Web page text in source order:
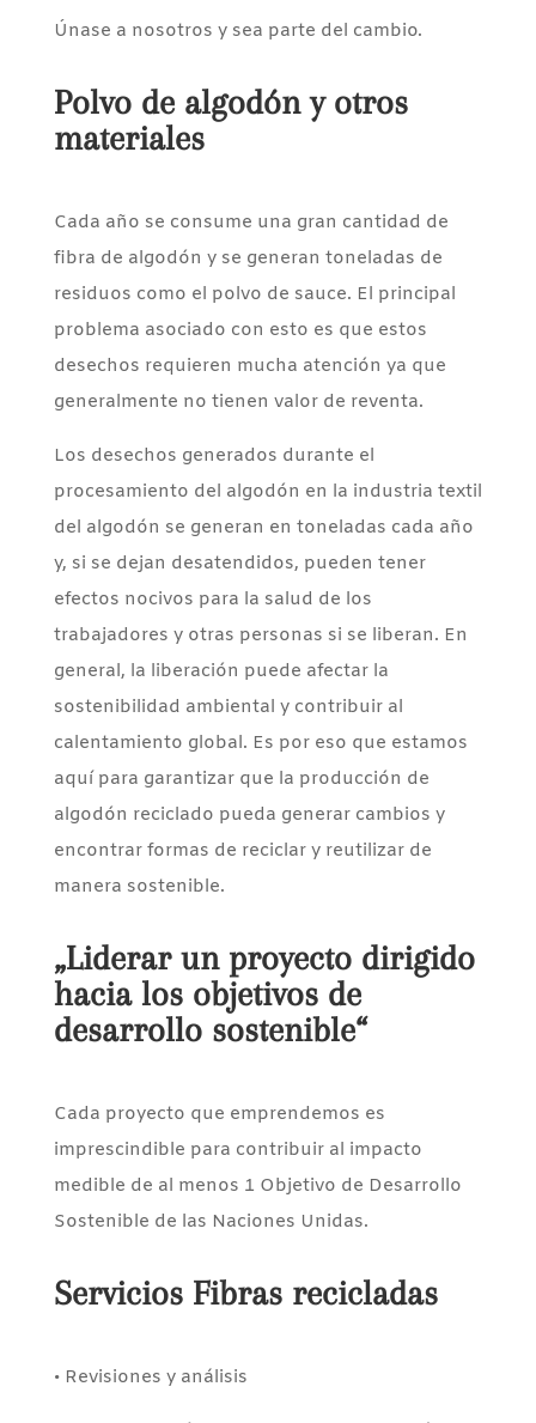
Únase a nosotros y sea parte del cambio.
Polvo de algodón y otros
materiales
Cada año se consume una gran cantidad de
fibra de algodón y se generan toneladas de
residuos como el polvo de sauce. El principal
problema asociado con esto es que estos
desechos requieren mucha atención ya que
generalmente no tienen valor de reventa.
Los desechos generados durante el
procesamiento del algodón en la industria textil
del algodón se generan en toneladas cada año
y, si se dejan desatendidos, pueden tener
efectos nocivos para la salud de los
trabajadores y otras personas si se liberan. En
general, la liberación puede afectar la
sostenibilidad ambiental y contribuir al
calentamiento global. Es por eso que estamos
aquí para garantizar que la producción de
algodón reciclado pueda generar cambios y
encontrar formas de reciclar y reutilizar de
manera sostenible.
„Liderar un proyecto dirigido
hacia los objetivos de
desarrollo sostenible“
Cada proyecto que emprendemos es
imprescindible para contribuir al impacto
medible de al menos 1 Objetivo de Desarrollo
Sostenible de las Naciones Unidas.
Servicios Fibras recicladas
• Revisiones y análisis